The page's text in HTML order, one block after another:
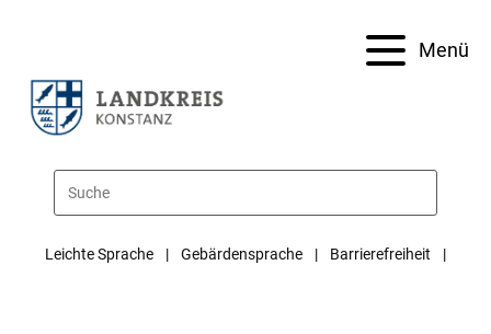
Menü
Leichte Sprache Gebärdensprache Barrierefreiheit